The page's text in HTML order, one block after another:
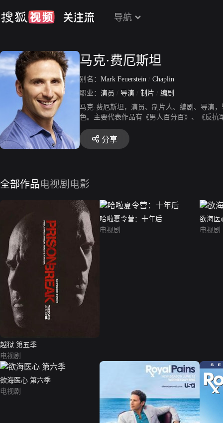
导航
马克·费厄斯坦
别名： Mark Feuerstein / Chaplin
职业： 演员 / 导演 / 制片 / 编剧
马克·费厄斯坦，演员、制片人、编剧、导演
色。主要代表作品有《男人百分百》、《反抗
分享
全部作品电视剧 电影
越狱 第五季
电视剧
哈啦夏令营：十年后
电视剧
欲海医
电视剧
欲海医心 第六季
电视剧